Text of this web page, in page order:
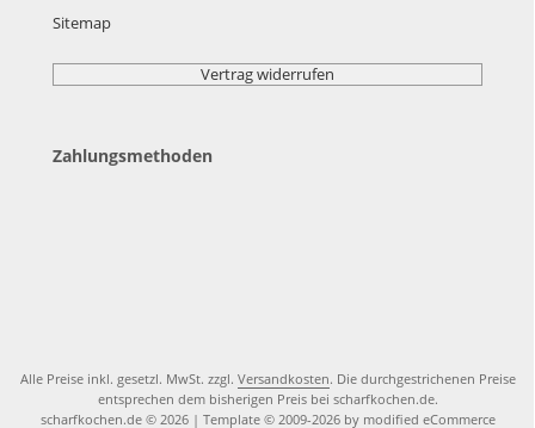
Sitemap
Vertrag widerrufen
Zahlungsmethoden
Alle Preise inkl. gesetzl. MwSt. zzgl. Versandkosten. Die durchgestrichenen Preise
entsprechen dem bisherigen Preis bei scharfkochen.de.
scharfkochen.de © 2026 | Template © 2009-2026 by modified eCommerce